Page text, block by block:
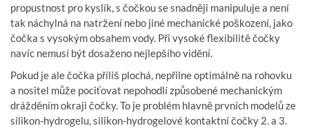
propustnost pro kyslík, s čočkou se snadněji manipuluje a není
tak náchylná na natržení nebo jiné mechanické poškození, jako
čočka s vysokým obsahem vody. Při vysoké flexibilitě čočky
navíc nemusí být dosaženo nejlepšího vidění.
Pokud je ale čočka příliš plochá, nepřilne optimálně na rohovku
a nositel může pociťovat nepohodlí způsobené mechanickým
drážděním okraji čočky. To je problém hlavně prvních modelů ze
silikon-hydrogelu, silikon-hydrogelové kontaktní čočky 2. a 3.